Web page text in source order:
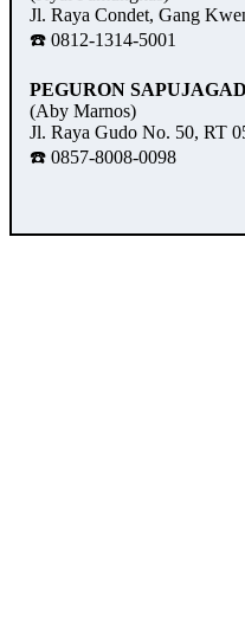
Jl. Raya Condet, Gang
☎️ 0812-1314-5001
PEGURON
(Aby Marnos)
Jl. Raya Gudo No. 50, RT
☎️ 0857-8008-0098